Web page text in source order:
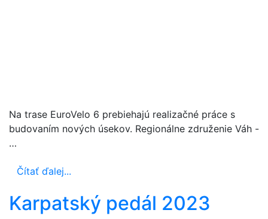
Na trase EuroVelo 6 prebiehajú realizačné práce s
budovaním nových úsekov. Regionálne združenie Váh -
…
Čítať ďalej...
Karpatský pedál 2023